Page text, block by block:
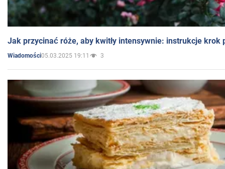
Jak przycinać róże, aby kwitły intensywnie: instrukcje krok
Wiadomości05.03.2025 19:11 3